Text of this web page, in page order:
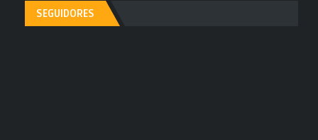
SEGUIDORES